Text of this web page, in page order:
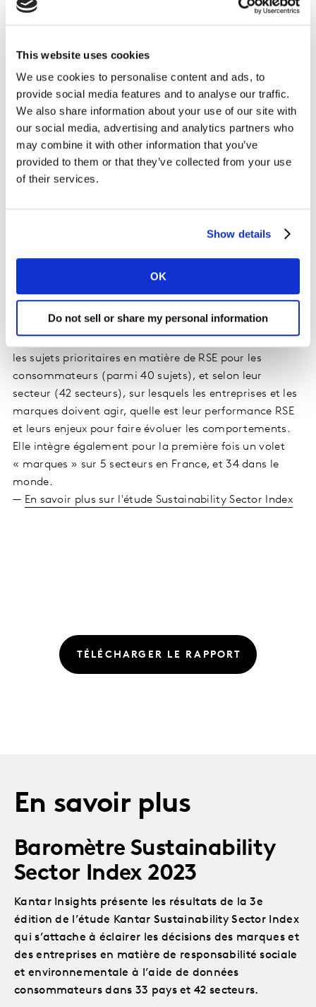
This website uses cookies
We use cookies to personalise content and ads, to
provide social media features and to analyse our traffic.
We also share information about your use of our site with
our social media, advertising and analytics partners who
may combine it with other information that you’ve
provided to them or that they’ve collected from your use
of their services.
Show details
OK
Do not sell or share my personal information
comme note environnementale, 5.53 comme note
médiane) alors que le secteur lui-même ne répond
(Index Sustainability Sector de -36).
Dans le secteur des cosmétiques et du maquillage,
Yves Rocher obtient la note de 5.26 pour son
impact environnemental, alors que le secteur
affiche un Index Sustainability Sector de -23
seulement.
3e édition. Elle a été menée en juillet 2022 dans 33
pays, auprès de 35 000 consommateurs dont 1000 en
les sujets prioritaires en matière de RSE pour les
consommateurs (parmi 40 sujets), et selon leur
secteur (42 secteurs), sur lesquels les entreprises et les
marques doivent agir, quelle est leur performance RSE
et leurs enjeux pour faire évoluer les comportements.
Elle intègre également pour la première fois un volet
« marques » sur 5 secteurs en France, et 34 dans le
monde.
— En savoir plus sur l'étude Sustainability Sector Index
TÉLÉCHARGER LE RAPPORT
En savoir plus
Baromètre Sustainability
Sector Index 2023
Kantar Insights présente les résultats de la 3e
édition de l’étude Kantar Sustainability Sector Index
qui s’attache à éclairer les décisions des marques et
des entreprises en matière de responsabilité sociale
et environnementale à l’aide de données
consommateurs dans 33 pays et 42 secteurs.